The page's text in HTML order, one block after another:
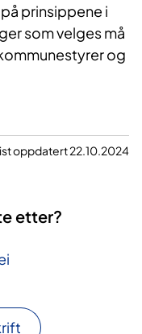
prinsippene i
som velges må
og
oppdatert 22.10.2024
etter?